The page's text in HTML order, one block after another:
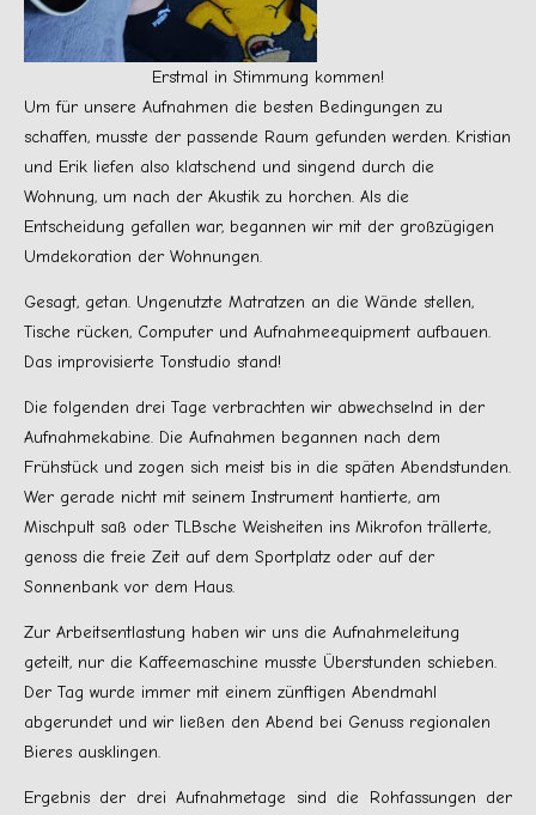
Erstmal in Stimmung kommen!
Um für unsere Aufnahmen die besten Bedingungen zu
schaffen, musste der passende Raum gefunden werden. Kristian
und Erik liefen also klatschend und singend durch die
Wohnung, um nach der Akustik zu horchen. Als die
Entscheidung gefallen war, begannen wir mit der großzügigen
Umdekoration der Wohnungen.
Gesagt, getan. Ungenutzte Matratzen an die Wände stellen,
Tische rücken, Computer und Aufnahmeequipment aufbauen.
Das improvisierte Tonstudio stand!
Die folgenden drei Tage verbrachten wir abwechselnd in der
Aufnahmekabine. Die Aufnahmen begannen nach dem
Frühstück und zogen sich meist bis in die späten Abendstunden.
Wer gerade nicht mit seinem Instrument hantierte, am
Mischpult saß oder TLBsche Weisheiten ins Mikrofon trällerte,
genoss die freie Zeit auf dem Sportplatz oder auf der
Sonnenbank vor dem Haus.
Zur Arbeitsentlastung haben wir uns die Aufnahmeleitung
geteilt, nur die Kaffeemaschine musste Überstunden schieben.
Der Tag wurde immer mit einem zünftigen Abendmahl
abgerundet und wir ließen den Abend bei Genuss regionalen
Bieres ausklingen.
Ergebnis der drei Aufnahmetage sind die Rohfassungen der